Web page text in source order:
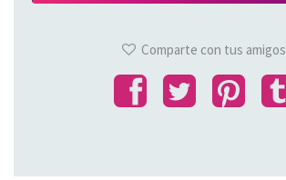
Comparte con tus amigos